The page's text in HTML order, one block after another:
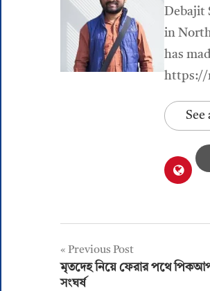
Debajit
in
has
https://
See
Post
navigation
Previous Post
মৃতদেহ নিয়ে ফেরার পথে পিকআপ
সংঘর্ষ